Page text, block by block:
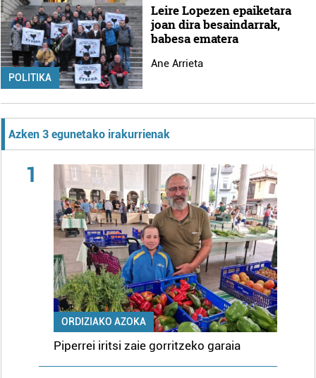
POLITIKA
Leire Lopezen epaiketara
joan dira besaindarrak,
babesa ematera
Ane Arrieta
Azken 3 egunetako irakurrienak
1
ORDIZIAKO AZOKA
Piperrei iritsi zaie gorritzeko garaia